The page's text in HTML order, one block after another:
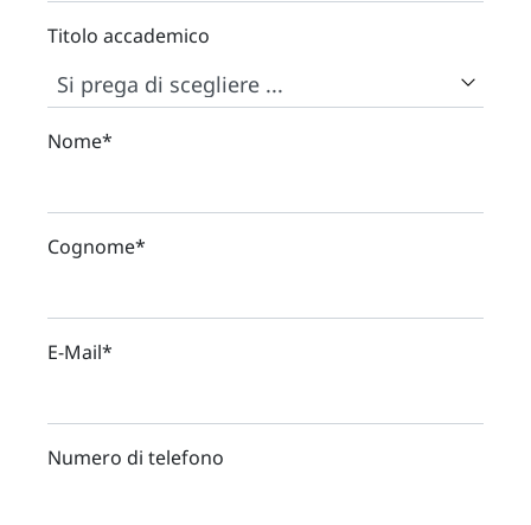
Titolo accademico
Nome*
Cognome*
E-Mail*
Numero di telefono